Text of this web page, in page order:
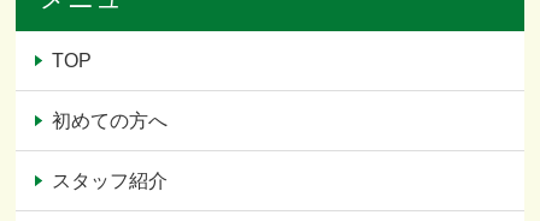
TOP
初めての方へ
スタッフ紹介